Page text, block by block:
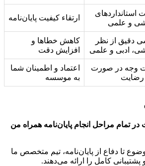
استانداردهای
و علمی
ارتقاء کیفیت پایان‌نامه
دقیق از نظر
ادبی و علمی
کاهش خطاها و
افزایش دقت
وجه در صورت
رضایت
اعتماد و اطمینان شما
به موسسه
تمام مراحل انجام پایان‌نامه همراه من
تا دفاع از پایان‌نامه، تیم متخصص ما
کامل را ارائه می‌دهند.